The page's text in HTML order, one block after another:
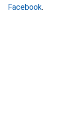
Facebook.